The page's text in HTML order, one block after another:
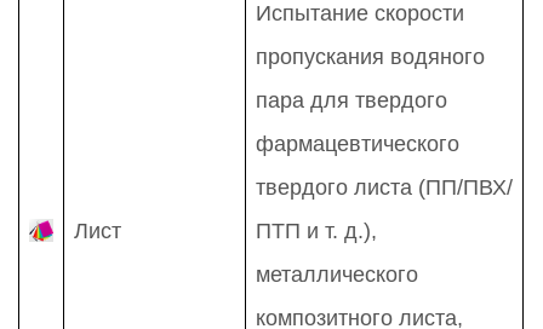
Лист
Испытание скорости
пропускания водяного
пара для твердого
фармацевтического
твердого листа (ПП/ПВХ/
ПТП и т. д.),
металлического
композитного листа,